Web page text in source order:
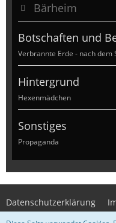
Bärheim
Botschaften und
Verbrannte Erde - nach dem
Hintergrund
Hexenmädchen
Sonstiges
Propaganda
Datenschutzerklärung